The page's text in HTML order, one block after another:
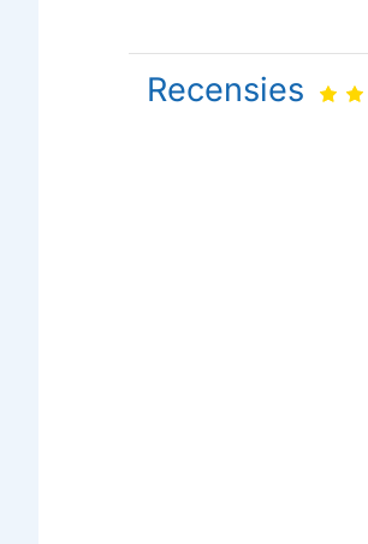
Recensies